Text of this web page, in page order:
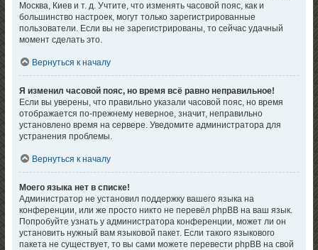
Москва, Киев и т. д. Учтите, что изменять часовой пояс, как и
большинство настроек, могут только зарегистрированные
пользователи. Если вы не зарегистрированы, то сейчас удачный
момент сделать это.
Вернуться к началу
Я изменил часовой пояс, но время всё равно неправильное!
Если вы уверены, что правильно указали часовой пояс, но время
отображается по-прежнему неверное, значит, неправильно
установлено время на сервере. Уведомите администратора для
устранения проблемы.
Вернуться к началу
Моего языка нет в списке!
Администратор не установил поддержку вашего языка на
конференции, или же просто никто не перевёл phpBB на ваш язык.
Попробуйте узнать у администратора конференции, может ли он
установить нужный вам языковой пакет. Если такого языкового
пакета не существует, то вы сами можете перевести phpBB на свой